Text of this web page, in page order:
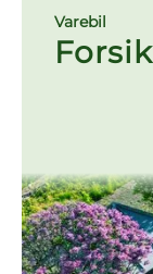
Varebil